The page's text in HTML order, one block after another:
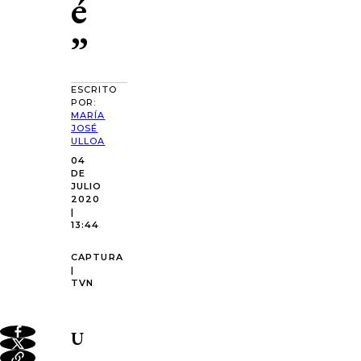
”
ESCRITO
POR:
MARÍA
JOSÉ
ULLOA
04
DE
JULIO
2020
|
13:44
CAPTURA
|
TVN
U